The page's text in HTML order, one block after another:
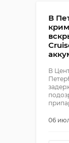
В
В
06